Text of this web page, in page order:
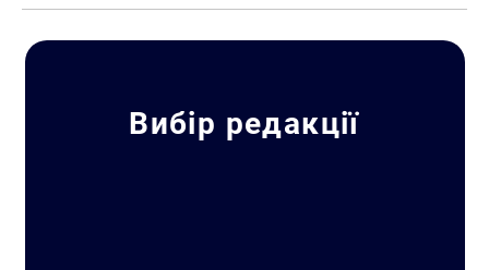
Вибір редакції